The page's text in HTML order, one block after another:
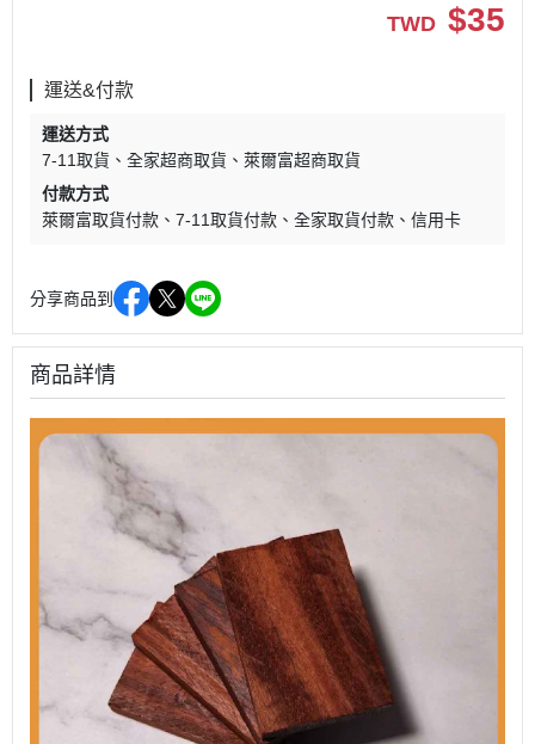
TWD $35
運送&付款
運送方式
7-11取貨
全家超商取貨
萊爾富超商取貨
付款方式
萊爾富取貨付款
7-11取貨付款 全家取貨付款 信用卡
分享商品到
商品詳情